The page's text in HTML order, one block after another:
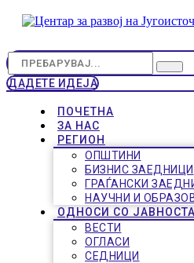
ДАДЕТЕ ИДЕЈА
ПОЧЕТНА
ЗА НАС
РЕГИОН
ОПШТИНИ
БИЗНИС ЗАЕДНИЦИ
ГРАЃАНСКИ
НАУЧНИ И
ОДНОСИ СО ЈАВНОСТА
ВЕСТИ
ОГЛАСИ
СЕДНИЦИ